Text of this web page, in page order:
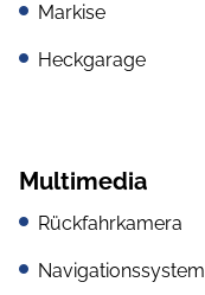
Markise
Heckgarage
Multimedia
Rückfahrkamera
Navigationssystem